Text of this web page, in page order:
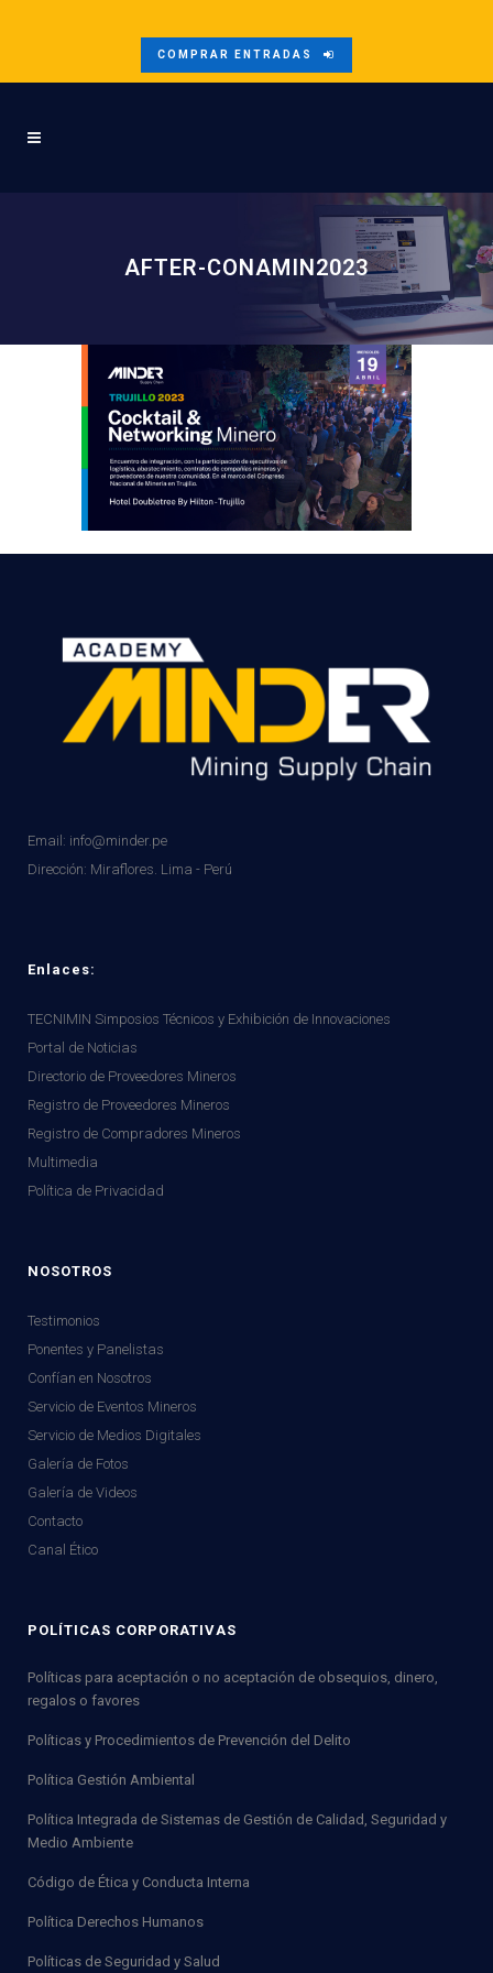
COMPRAR ENTRADAS
AFTER-CONAMIN2023
Email: info@minder.pe
Dirección: Miraflores. Lima - Perú
Enlaces:
TECNIMIN Simposios Técnicos y Exhibición de Innovaciones
Portal de Noticias
Directorio de Proveedores Mineros
Registro de Proveedores Mineros
Registro de Compradores Mineros
Multimedia
Política de Privacidad
NOSOTROS
Testimonios
Ponentes y Panelistas
Confían en Nosotros
Servicio de Eventos Mineros
Servicio de Medios Digitales
Galería de Fotos
Galería de Videos
Contacto
Canal Ético
POLÍTICAS CORPORATIVAS
Políticas para aceptación o no aceptación de obsequios, dinero,
regalos o favores
Políticas y Procedimientos de Prevención del Delito
Política Gestión Ambiental
Política Integrada de Sistemas de Gestión de Calidad, Seguridad y
Medio Ambiente
Código de Ética y Conducta Interna
Política Derechos Humanos
Políticas de Seguridad y Salud